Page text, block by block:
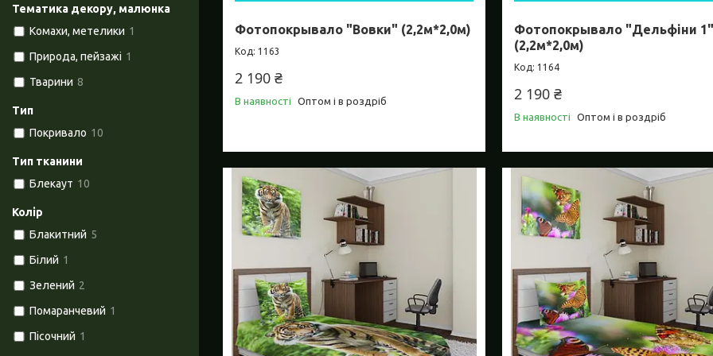
Фотопокрывало "Вовки" (2,2м*2,0м)
1163
2 190 ₴
В наявності Оптом і в роздріб
Фотопокрывало "Дельфіни
(2,2м*2,0м)
1164
2 190 ₴
В наявності Оптом і в роздріб
Тематика декору, малюнка
Комахи, метелики 1
Природа, пейзажі 1
Тварини 8
Тип
Покривало 10
Тип тканини
Блекаут 10
Колір
Блакитний 5
Білий 1
Зелений 2
Помаранчевий 1
Пісочний 1